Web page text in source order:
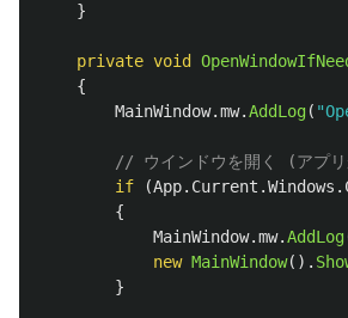
}
private void
{
MainWindow.mw.AddLog(
// ウインドウを開く (アプリ
if
(App. Current .Windows .
{
MainWindow.mw.AddLog
new MainWindow().
}